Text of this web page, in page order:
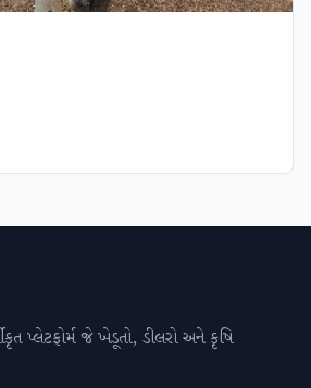
પ્લેટફોર્મ જે ખેડૂતો, ડીલરો અને કૃષિ